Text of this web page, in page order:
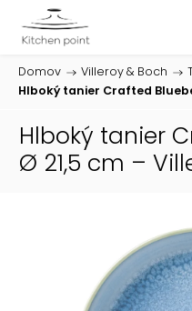
Domov / Villeroy & Boch /
Hlboký tanier Crafted
Hlboký tanier
Ø 21,5 cm –